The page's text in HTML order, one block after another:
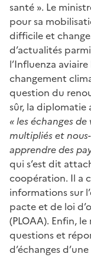
santé ». Le
pour sa
difficile et
d’actualités
l’Influenza
changement
question du
sûr, la diplomatie
« les échanges
multipliés et
apprendre des
qui s’est dit
coopération. Il a
informations sur
pacte et de loi
(PLOAA). Enfin,
questions et
d’échanges